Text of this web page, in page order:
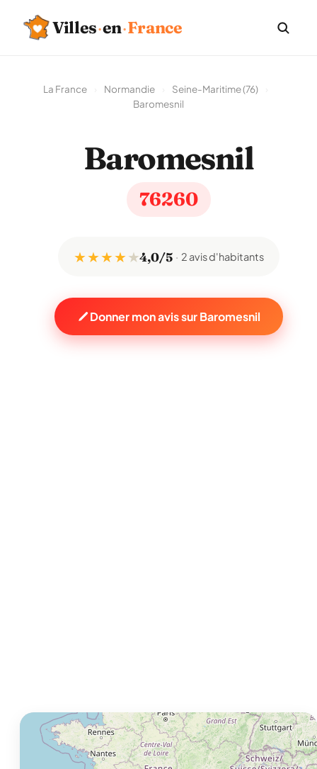
Villes·en·France
La France Normandie Seine-Maritime (76)
Baromesnil
Baromesnil
76260
★ ★ ★ ★★4,0/5 2 avis d'habitants
Donner mon avis sur Baromesnil